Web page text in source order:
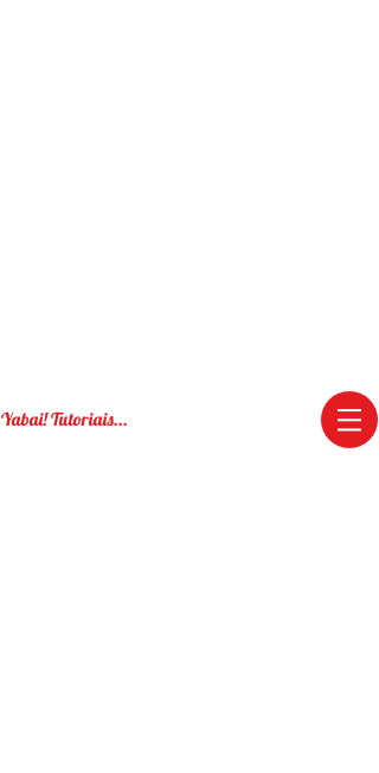
Yabai! Tutoriais...